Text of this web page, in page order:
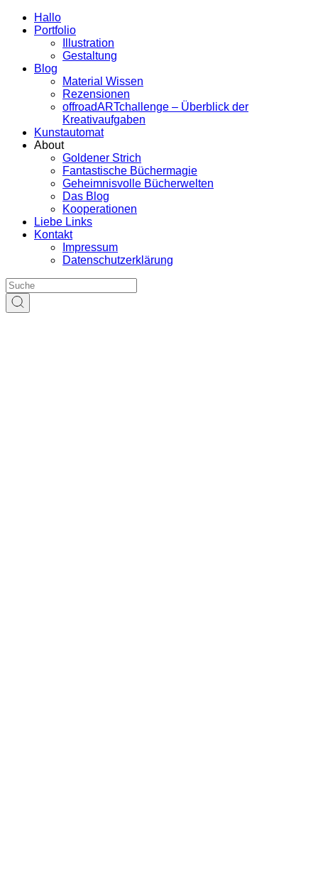
Hallo
Portfolio
Illustration
Gestaltung
Blog
Material Wissen
Rezensionen
offroadARTchallenge – Überblick der
Kreativaufgaben
Kunstautomat
About
Goldener Strich
Fantastische Büchermagie
Geheimnisvolle Bücherwelten
Das Blog
Kooperationen
Liebe Links
Kontakt
Impressum
Datenschutzerklärung